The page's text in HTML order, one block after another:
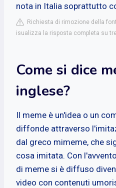
nota in Italia soprattutto
Richiesta di rimozione della
isualizza la risposta completa su
Come si dice
inglese?
Il meme è un'idea o un
diffonde attraverso
dal greco mimeme, che
cosa imitata. Con
di meme si è diffuso
video con contenuti